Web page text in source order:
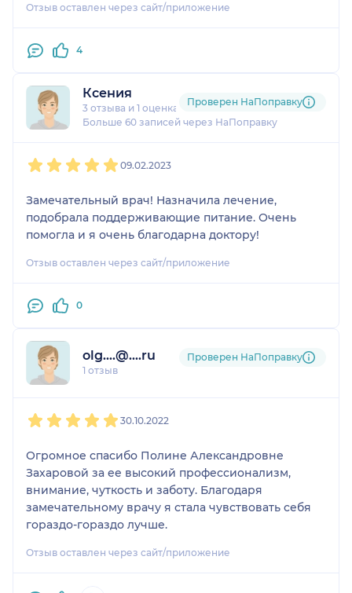
Отзыв оставлен через сайт/приложение
4
Ксения
3 отзыва и 1 оценка
Больше 60 записей через НаПоправку
Проверен НаПоправку
09.02.2023
Замечательный врач! Назначила лечение,
подобрала поддерживающие питание. Очень
помогла и я очень благодарна доктору!
Отзыв оставлен через сайт/приложение
0
olg....@....ru
1 отзыв
Проверен НаПоправку
30.10.2022
Огромное спасибо Полине Александровне
Захаровой за ее высокий профессионализм,
внимание, чуткость и заботу. Благодаря
замечательному врачу я стала чувствовать себя
гораздо-гораздо лучше.
Отзыв оставлен через сайт/приложение